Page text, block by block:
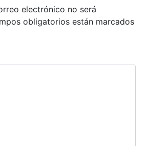
electrónico no será
obligatorios están marcados